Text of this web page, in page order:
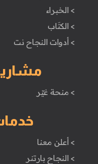
> الخبراء
> الكتَاب
> أدوات النجاح نت
> منحة غيّر
> أعلن معنا
> النجاح بارتنر